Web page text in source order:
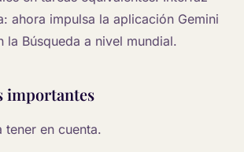
ahora impulsa la aplicación Gemini
la Búsqueda a nivel mundial.
importantes
tener en cuenta.